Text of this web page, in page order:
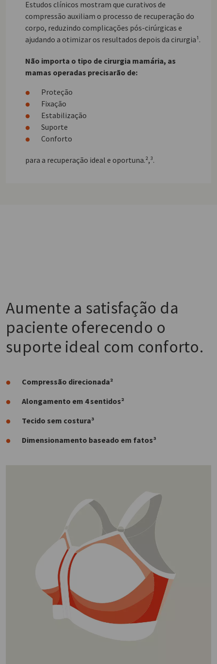
Estudos clínicos mostram que curativos de
compressão auxiliam o processo de recuperação do
corpo, reduzindo complicações pós-cirúrgicas e
ajudando a otimizar os resultados depois da cirurgia¹.
Não importa o tipo de cirurgia mamária, as
mamas operadas precisarão de:
Proteção
Fixação
Estabilização
Suporte
Conforto
para a recuperação ideal e oportuna.²,³.
Aumente a satisfação da
paciente oferecendo o
suporte ideal com conforto.
Compressão direcionada²
Alongamento em 4 sentidos²
Tecido sem costura³
Dimensionamento baseado em fatos³